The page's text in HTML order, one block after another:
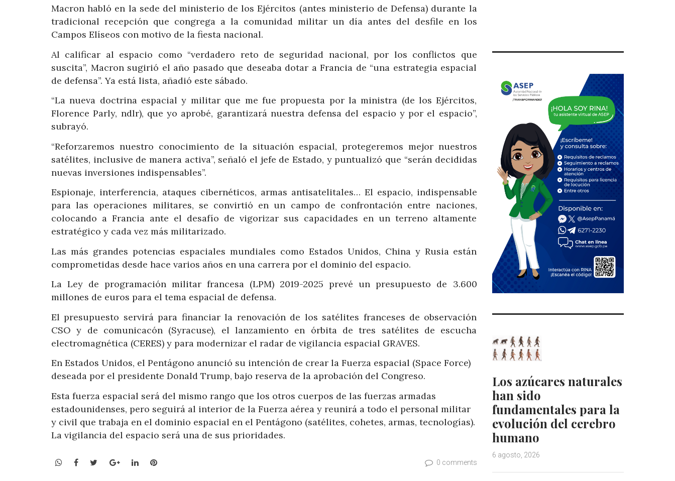
Macron habló en la sede del ministerio de los Ejércitos (antes ministerio de Defensa) durante la
tradicional recepción que congrega a la comunidad militar un día antes del desfile en los
Campos Elíseos con motivo de la fiesta nacional.
Al calificar al espacio como “verdadero reto de seguridad nacional, por los conflictos que
suscita”, Macron sugirió el año pasado que deseaba dotar a Francia de “una estrategia espacial
de defensa”. Ya está lista, añadió este sábado.
“La nueva doctrina espacial y militar que me fue propuesta por la ministra (de los Ejércitos,
Florence Parly, ndlr), que yo aprobé, garantizará nuestra defensa del espacio y por el espacio”,
subrayó.
“Reforzaremos nuestro conocimiento de la situación espacial, protegeremos mejor nuestros
satélites, inclusive de manera activa”, señaló el jefe de Estado, y puntualizó que “serán decididas
nuevas inversiones indispensables”.
Espionaje, interferencia, ataques cibernéticos, armas antisatelitales… El espacio, indispensable
para las operaciones militares, se convirtió en un campo de confrontación entre naciones,
colocando a Francia ante el desafío de vigorizar sus capacidades en un terreno altamente
estratégico y cada vez más militarizado.
Las más grandes potencias espaciales mundiales como Estados Unidos, China y Rusia están
comprometidas desde hace varios años en una carrera por el dominio del espacio.
La Ley de programación militar francesa (LPM) 2019-2025 prevé un presupuesto de 3.600
millones de euros para el tema espacial de defensa.
El presupuesto servirá para financiar la renovación de los satélites franceses de observación
CSO y de comunicacón (Syracuse), el lanzamiento en órbita de tres satélites de escucha
electromagnética (CERES) y para modernizar el radar de vigilancia espacial GRAVES.
En Estados Unidos, el Pentágono anunció su intención de crear la Fuerza espacial (Space Force)
deseada por el presidente Donald Trump, bajo reserva de la aprobación del Congreso.
Esta fuerza espacial será del mismo rango que los otros cuerpos de las fuerzas armadas
estadounidenses, pero seguirá al interior de la Fuerza aérea y reunirá a todo el personal militar
y civil que trabaja en el dominio espacial en el Pentágono (satélites, cohetes, armas, tecnologías).
La vigilancia del espacio será una de sus prioridades.
WhatsApp
Facebook
TwitterGoogle+LinkedInPinterest 0 comments
Los azúcares naturales
han sido
fundamentales para la
evolución del cerebro
humano
6 agosto, 2026